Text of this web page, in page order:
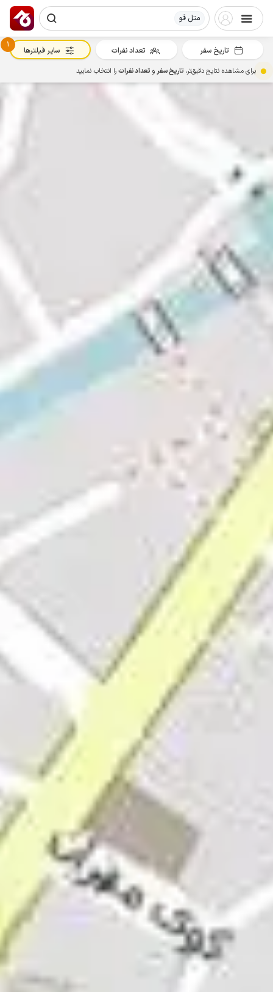
متل قو
تاریخ سفر تعداد نفرات
1
سایر فیلترها
برای مشاهده نتایج دقیق‌تر، تاریخ سفرو تعداد نفراترا انتخاب نمایید